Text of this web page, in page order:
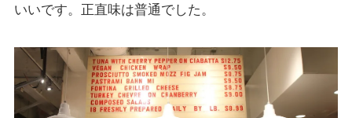
いいです。正直味は普通でした。